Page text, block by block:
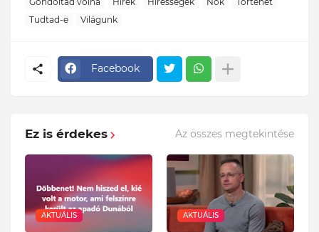
Tudtad-e
Világunk
Facebook
Ez is érdekes Az összes megtekintése
AKTUÁLIS AKTUÁLIS